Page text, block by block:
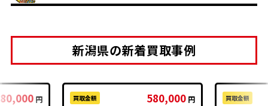
新潟県の新着買取事例
円 買取金額 580,000 円 買取金額